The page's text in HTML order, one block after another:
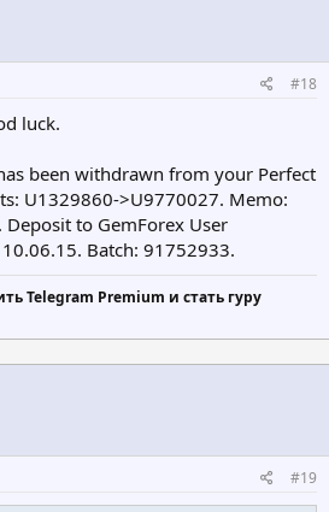
#18
luck.
been withdrawn from your Perfect
U1329860->U9770027. Memo:
to GemForex User
Batch: 91752933.
Telegram Premium и стать гуру
#19